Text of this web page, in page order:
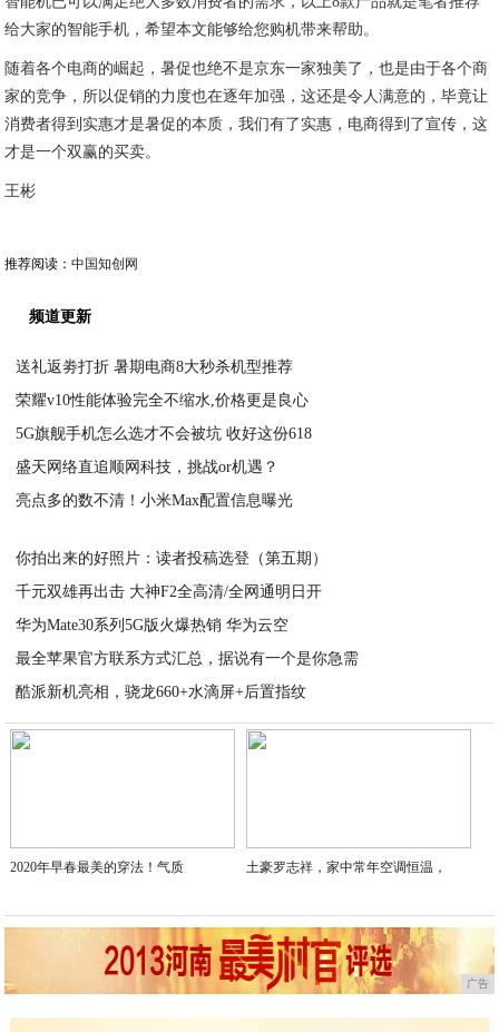
给大家的智能手机，希望本文能够给您购机带来帮助。
随着各个电商的崛起，暑促也绝不是京东一家独美了，也是由于各个商
家的竞争，所以促销的力度也在逐年加强，这还是令人满意的，毕竟让
消费者得到实惠才是暑促的本质，我们有了实惠，电商得到了宣传，这
才是一个双赢的买卖。
王彬
推荐阅读：中国知创网
频道更新
送礼返劵打折 暑期电商8大秒杀机型推荐
荣耀v10性能体验完全不缩水,价格更是良心
5G旗舰手机怎么选才不会被坑 收好这份618
盛天网络直追顺网科技，挑战or机遇？
亮点多的数不清！小米Max配置信息曝光
你拍出来的好照片：读者投稿选登（第五期）
千元双雄再出击 大神F2全高清/全网通明日开
华为Mate30系列5G版火爆热销 华为云空
最全苹果官方联系方式汇总，据说有一个是你急需
酷派新机亮相，骁龙660+水滴屏+后置指纹
2020-08-24
2020年早春最美的穿法！气质 土豪罗志祥，家中常年空调恒温，
广告